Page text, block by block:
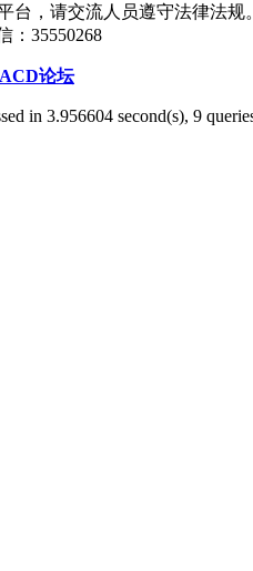
台，请交流人员遵守法律法规
35550268
论坛
in 3.956604 second(s), 9